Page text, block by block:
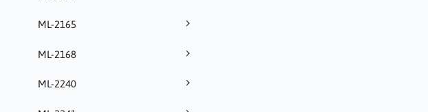
ML-2165
ML-2168
ML-2240